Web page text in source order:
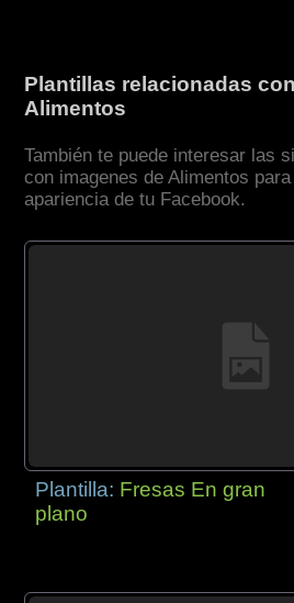
Plantillas relacionadas
Alimentos
También te puede interesar las
con imagenes de Alimentos
apariencia de tu Facebook.
Plantilla: Fresas En gran
plano